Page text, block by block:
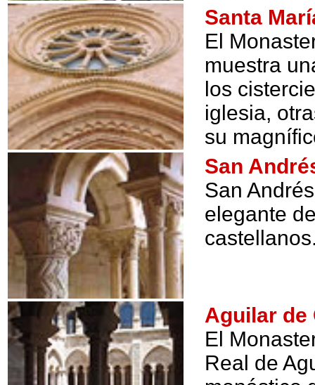
Santa
El
muestra
los
iglesia,
su
San
San
elegante
Aguilar
El
Real de